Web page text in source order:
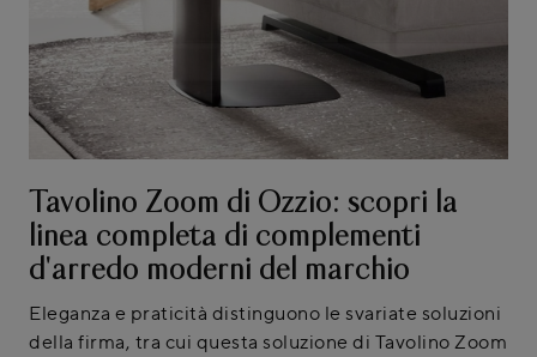
Tavolino Zoom di Ozzio: scopri la
linea completa di complementi
d'arredo moderni del marchio
Eleganza e praticità distinguono le svariate soluzioni
della firma, tra cui questa soluzione di Tavolino Zoom